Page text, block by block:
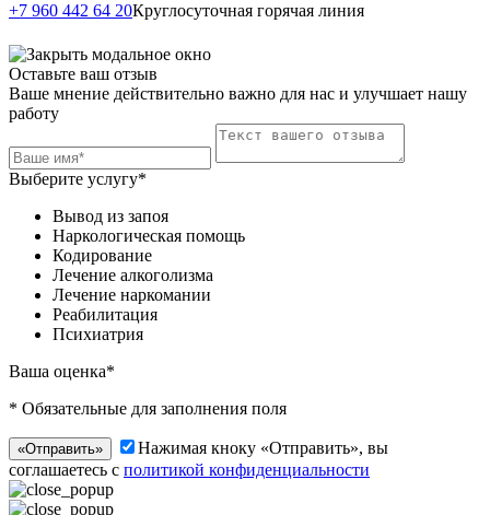
+7 960 442 64 20Круглосуточная горячая линия
Оставьте ваш отзыв
Ваше мнение действительно важно для нас и улучшает нашу
работу
Выберите услугу*
Вывод из запоя
Наркологическая помощь
Кодирование
Лечение алкоголизма
Лечение наркомании
Реабилитация
Психиатрия
Ваша оценка*
* Обязательные для заполнения поля
«Отправить»
Нажимая кноку «Отправить», вы
соглашаетесь с политикой конфиденциальности